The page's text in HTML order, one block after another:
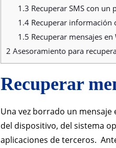
1.3 Recuperar SMS con
1.4Recuperar información
1.5 Recuperar mensajes en
2 Asesoramiento para
Recuperar
Una vez borrado un
del dispositivo, del sistema
aplicaciones de terceros.